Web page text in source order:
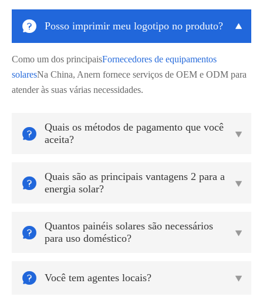
 Posso imprimir meu logotipo no produto? 
Como um dos principaisFornecedores de equipamentos
solaresNa China, Anern fornece serviços de OEM e ODM para
atender às suas várias necessidades.

Quais os métodos de pagamento que você
aceita?


Quais são as principais vantagens 2 para a
energia solar?


Quantos painéis solares são necessários
para uso doméstico?

 Você tem agentes locais? 